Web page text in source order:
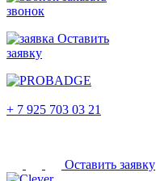
звонок
Оставить
заявку
+ 7 925 703 03 21
Оставить заявку